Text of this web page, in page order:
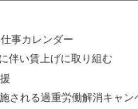
事カレンダー
伴い賃上げに取り組む
される過重労働解消キャン